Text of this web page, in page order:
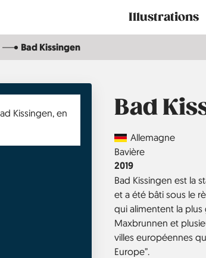
Main
navigation
Illustrations
Bad Kissingen
Bad
CountryAllemagne
Région
Bavière
Année
2019
Bad Kissingen est la
et a été bâti sous le
qui alimentent la plus
Maxbrunnen et
villes européennes
Europe”.